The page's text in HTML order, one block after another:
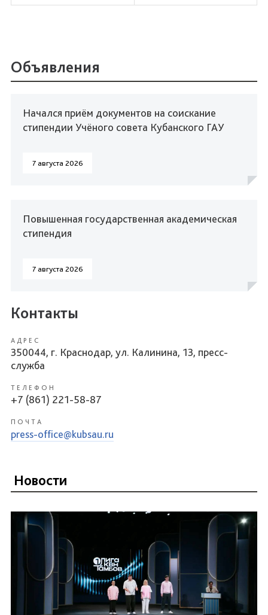
Объявления
Начался приём документов на соискание
стипендии Учёного совета Кубанского ГАУ
7 августа 2026
Повышенная государственная академическая
стипендия
7 августа 2026
Контакты
АДРЕС
350044, г. Краснодар, ул. Калинина, 13, пресс-
служба
ТЕЛЕФОН
+7 (861) 221-58-87
ПОЧТА
press-office@kubsau.ru
Новости